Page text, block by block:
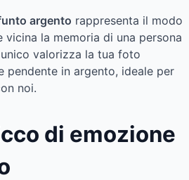
argento rappresenta il modo
la memoria di una persona
valorizza la tua foto
pendente in argento, ideale per
noi.
di emozione